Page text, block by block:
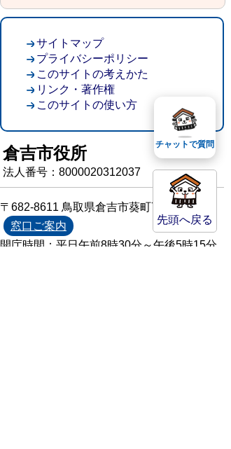
先頭へ戻る
サイトマップ
プライバシーポリシー
このサイトの考えかた
リンク・著作権
このサイトの使い方
倉吉市役所
法人番号：8000020312037
〒682-8611 鳥取県倉吉市葵町722
窓口ご案内
開庁時間：平日午前8時30分～午後5時15分
チャットで質問